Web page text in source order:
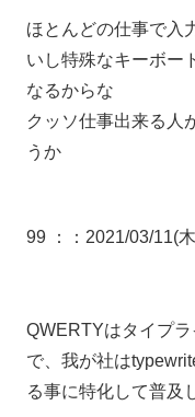
ほとんどの仕事で入
いし特殊なキーボー
なるからな
クッソ仕事出来る人
うか
99 ： ：2021/03/11(
QWERTYはタイプ
で、我が社は
る事に特化して普及